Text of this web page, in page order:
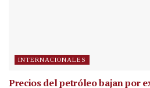
INTERNACIONALES
Precios del petróleo bajan por